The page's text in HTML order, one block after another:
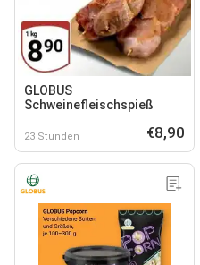
GLOBUS
Schweinefleischspieß
23 Stunden €8,90